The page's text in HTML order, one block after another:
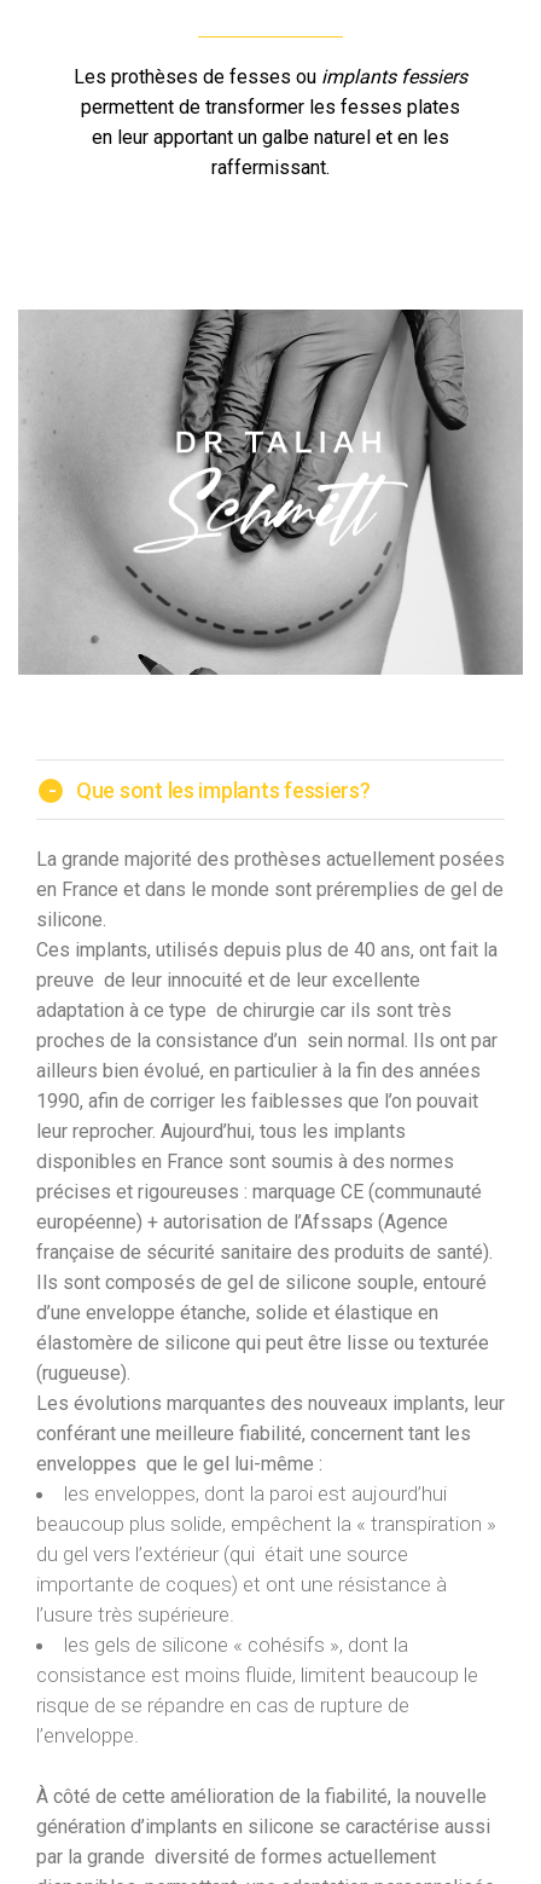
Les prothèses de fesses ou implants fessiers
permettent de transformer les fesses plates
en leur apportant un galbe naturel et en les
raffermissant.
- Que sont les implants fessiers?
La grande majorité des prothèses actuellement posées
en France et dans le monde sont préremplies de gel de
silicone.
Ces implants, utilisés depuis plus de 40 ans, ont fait la
preuve de leur innocuité et de leur excellente
adaptation à ce type de chirurgie car ils sont très
proches de la consistance d’un sein normal. Ils ont par
ailleurs bien évolué, en particulier à la fin des années
1990, afin de corriger les faiblesses que l’on pouvait
leur reprocher. Aujourd’hui, tous les implants
disponibles en France sont soumis à des normes
précises et rigoureuses : marquage CE (communauté
européenne) + autorisation de l’Afssaps (Agence
française de sécurité sanitaire des produits de santé).
Ils sont composés de gel de silicone souple, entouré
d’une enveloppe étanche, solide et élastique en
élastomère de silicone qui peut être lisse ou texturée
(rugueuse).
Les évolutions marquantes des nouveaux implants, leur
conférant une meilleure fiabilité, concernent tant les
enveloppes que le gel lui-même :
les enveloppes, dont la paroi est aujourd’hui
beaucoup plus solide, empêchent la « transpiration »
du gel vers l’extérieur (qui était une source
importante de coques) et ont une résistance à
l’usure très supérieure.
les gels de silicone « cohésifs », dont la
consistance est moins fluide, limitent beaucoup le
risque de se répandre en cas de rupture de
l’enveloppe.
À côté de cette amélioration de la fiabilité, la nouvelle
génération d’implants en silicone se caractérise aussi
par la grande diversité de formes actuellement